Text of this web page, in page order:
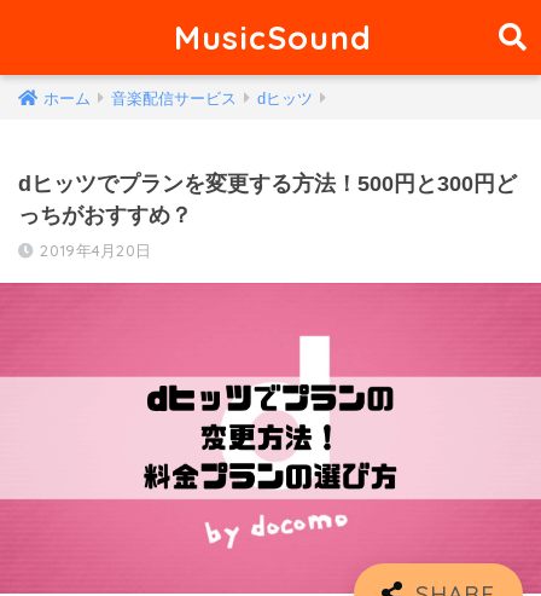
MusicSound
ホーム 音楽配信サービス dヒッツ
dヒッツでプランを変更する方法！500円と300円ど
っちがおすすめ？
2019年4月20日